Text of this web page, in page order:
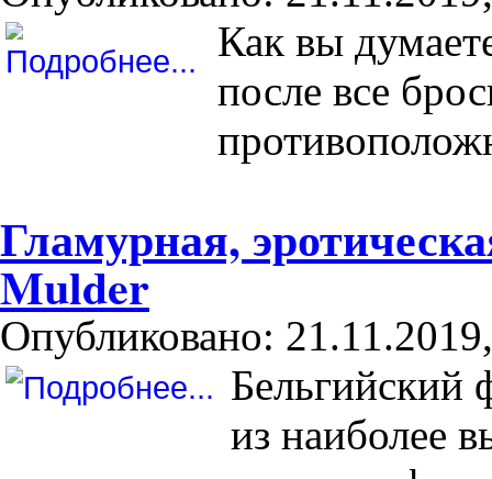
Как вы
после все
Гламурная,
Mulder
Опубликовано:
Бельгийский
из наиболее